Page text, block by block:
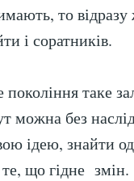
то
і соратників.
таке
можна без
ідею, знайти
що гідне